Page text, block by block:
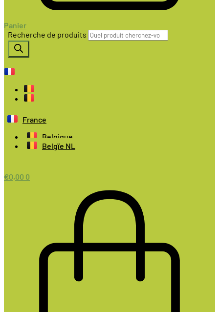
Panier
Recherche de produits
France
Belgique
Belgïe NL
€0,00 0